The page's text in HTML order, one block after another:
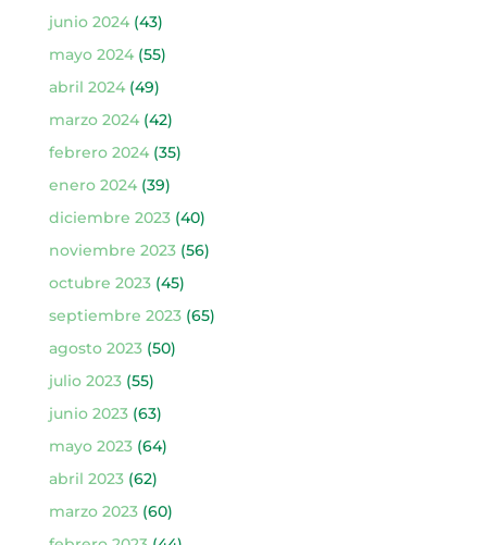
junio 2024(43)
mayo 2024(55)
abril 2024(49)
marzo 2024(42)
febrero 2024(35)
enero 2024(39)
diciembre 2023(40)
noviembre 2023(56)
octubre 2023(45)
septiembre 2023(65)
agosto 2023(50)
julio 2023(55)
junio 2023(63)
mayo 2023(64)
abril 2023(62)
marzo 2023(60)